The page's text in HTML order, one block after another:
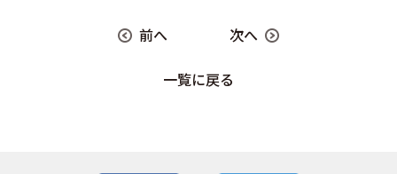
前へ
一覧に戻る
次へ